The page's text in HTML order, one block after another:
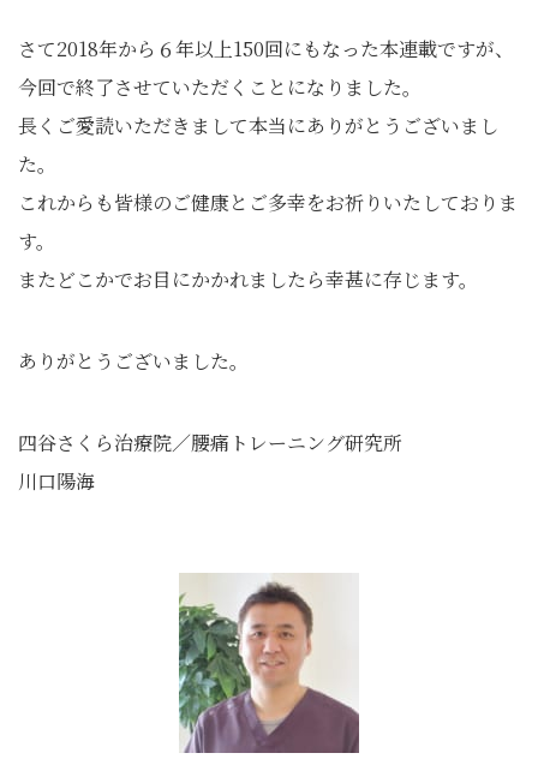
さて2018年から６年以上150回にもなった本連載ですが、
今回で終了させていただくことになりました。
長くご愛読いただきまして本当にありがとうございまし
た。
これからも皆様のご健康とご多幸をお祈りいたしておりま
す。
またどこかでお目にかかれましたら幸甚に存じます。
ありがとうございました。
四谷さくら治療院／腰痛トレーニング研究所
川口陽海